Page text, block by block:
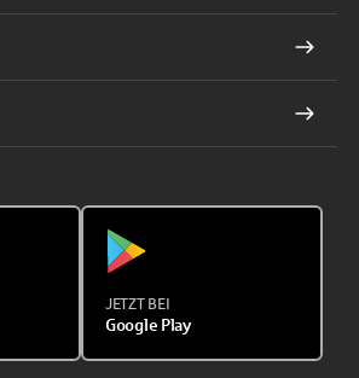
JETZT BEI
Google Play